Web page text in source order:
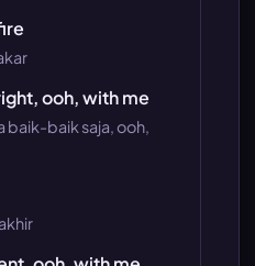
ooh, with me
baik-baik saja, ooh,